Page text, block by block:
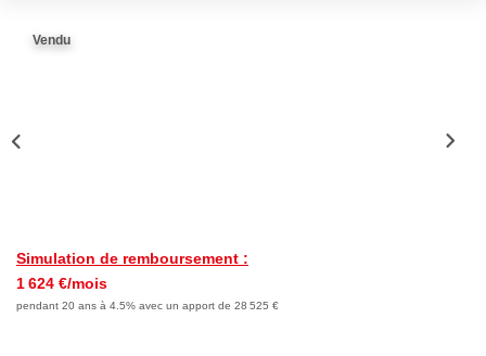
Vendu
Simulation de remboursement :
1 624 €/mois
pendant 20 ans à 4.5% avec un apport de 28 525 €